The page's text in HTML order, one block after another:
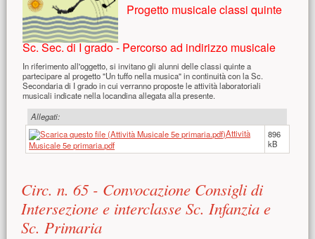
Progetto musicale classi quinte
Sc. Sec. di I grado - Percorso ad indirizzo musicale
In riferimento all'oggetto, si invitano gli alunni delle classi quinte a
partecipare al progetto "Un tuffo nella musica" in continuità con la Sc.
Secondaria di I grado in cui verranno proposte le attività laboratoriali
musicali indicate nella locandina allegata alla presente.
Allegati:
Attività
Musicale 5e primaria.pdf
896
kB
Circ. n. 65 - Convocazione Consigli di
Intersezione e interclasse Sc. Infanzia e
Sc. Primaria